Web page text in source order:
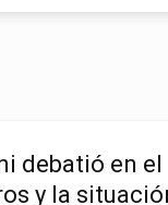
debatió en
y la